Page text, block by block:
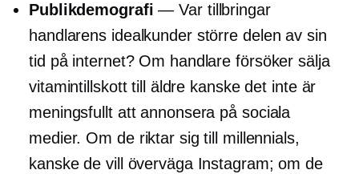
Publikdemografi — Var tillbringar
handlarens idealkunder större delen av sin
tid på internet? Om handlare försöker sälja
vitamintillskott till äldre kanske det inte är
meningsfullt att annonsera på sociala
medier. Om de riktar sig till millennials,
kanske de vill överväga Instagram; om de